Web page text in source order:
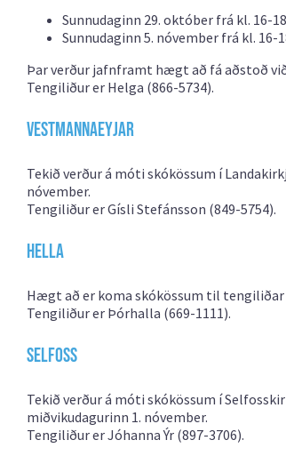
Sunnudaginn 29. október frá kl. 16-
Sunnudaginn 5. nóvember frá kl. 16-
Þar verður jafnframt hægt að fá aðstoð
Tengiliður er Helga (866-5734).
Vestmannaeyjar
Tekið verður á móti skókössum í
nóvember.
Tengiliður er Gísli Stefánsson (849-5754).
Hella
Hægt að er koma skókössum til tengiliðar
Tengiliður er Þórhalla (669-1111).
Selfoss
Tekið verður á móti skókössum í
miðvikudagurinn 1. nóvember.
Tengiliður er Jóhanna Ýr (897-3706).